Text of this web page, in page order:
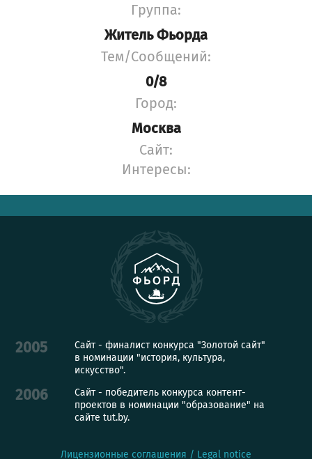
Группа:
Житель Фьорда
Тем/Сообщений:
0/8
Город:
Москва
Сайт:
Интересы:
2005
Сайт - финалист конкурса "Золотой сайт"
в номинации "история, культура,
искусство".
2006
Сайт - победитель конкурса контент-
проектов в номинации "образование" на
сайте tut.by.
Лицензионные соглашения / Legal notice